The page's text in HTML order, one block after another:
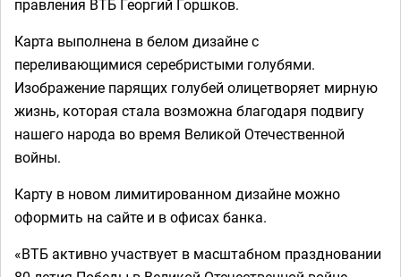
правления ВТБ Георгий Горшков.
Карта выполнена в белом дизайне с
переливающимися серебристыми голубями.
Изображение парящих голубей олицетворяет мирную
жизнь, которая стала возможна благодаря подвигу
нашего народа во время Великой Отечественной
войны.
Карту в новом лимитированном дизайне можно
оформить на сайте и в офисах банка.
«ВТБ активно участвует в масштабном праздновании